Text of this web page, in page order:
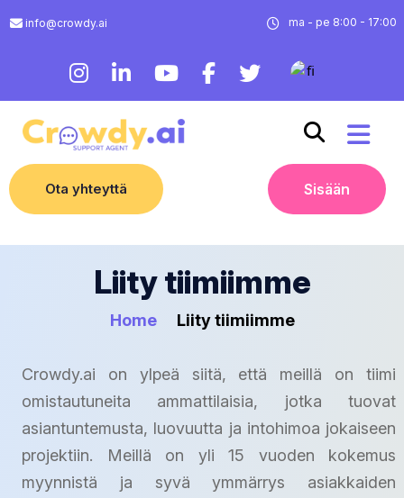
info@crowdy.ai ma - pe 8:00 - 17:00
Ota yhteyttä Sisään
Liity tiimiimme
Home Liity tiimiimme
Crowdy.ai on ylpeä siitä, että meillä on tiimi
omistautuneita ammattilaisia, jotka tuovat
asiantuntemusta, luovuutta ja intohimoa jokaiseen
projektiin. Meillä on yli 15 vuoden kokemus
myynnistä ja syvä ymmärrys asiakkaiden